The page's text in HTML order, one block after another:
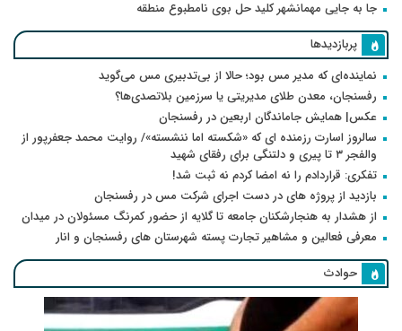
جا به جایی مهمانشهر کلید حل بوی نامطبوع منطقه
پربازدیدها
نماینده‌ای که مدیر مس بود؛ حالا از بی‌تدبیری مس می‌گوید
رفسنجان، معدن طلای مدیریتی یا سرزمین بلاتصدی‌ها؟
عکس| همایش جاماندگان اربعین در رفسنجان
سالروز اسارت رزمنده ای که «شکسته اما ننشسته»/ روایت محمد جعفرپور از
والفجر ۳ تا پیری و دلتنگی برای رفقای شهید
تفکری: قراردادم را نه امضا کردم نه ثبت شد!
بازدید از پروژه های در دست اجرای شرکت مس در رفسنجان
از هشدار به هنجارشکنان جامعه تا گلایه از حضور کمرنگ مسئولان در میدان
معرفی فعالین و مشاهیر تجارت پسته شهرستان های رفسنجان و انار
حوادث